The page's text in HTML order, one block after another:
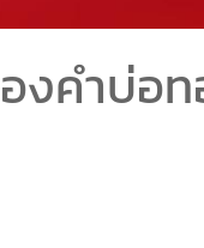
คำบ่อ